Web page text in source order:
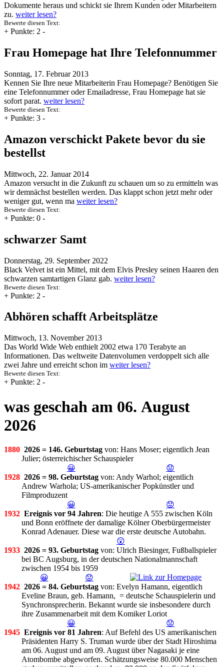
Dokumente heraus und schickt sie Ihrem Kunden oder Mitarbeitern
zu. weiter lesen?
Bewerte diesen Text:
+ Punkte: 2 -
Frau Homepage hat Ihre Telefonnummer
Sonntag, 17. Februar 2013
Kennen Sie Ihre neue Mitarbeiterin Frau Homepage? Benötigen Sie
eine Telefonnummer oder Emailadresse, Frau Homepage hat sie
sofort parat. weiter lesen?
Bewerte diesen Text:
+ Punkte: 3 -
Amazon verschickt Pakete bevor du sie
bestellst
Mittwoch, 22. Januar 2014
Amazon versucht in die Zukunft zu schauen um so zu ermitteln was
wir demnächst bestellen werden. Das klappt schon jetzt mehr oder
weniger gut, wenn ma weiter lesen?
Bewerte diesen Text:
+ Punkte: 0 -
schwarzer Samt
Donnerstag, 29. September 2022
Black Velvet ist ein Mittel, mit dem Elvis Presley seinen Haaren den
schwarzen samtartigen Glanz gab. weiter lesen?
Bewerte diesen Text:
+ Punkte: 2 -
Abhören schafft Arbeitsplätze
Mittwoch, 13. November 2013
Das World Wide Web enthielt 2002 etwa 170 Terabyte an
Informationen. Das weltweite Datenvolumen verdoppelt sich alle
zwei Jahre und erreicht schon im weiter lesen?
Bewerte diesen Text:
+ Punkte: 2 -
was geschah am 06. August
2026
1880 2026 = 146. Geburtstag von: Hans Moser; eigentlich Jean
Julier; österreichischer Schauspieler
😀
😟
1928 2026 = 98. Geburtstag von: Andy Warhol; eigentlich
Andrew Warhola; US-amerikanischer Popkünstler und
Filmproduzent
😀
😟
1932 Ereignis vor 94 Jahren: Die heutige A 555 zwischen Köln
und Bonn eröffnete der damalige Kölner Oberbürgermeister
Konrad Adenauer. Diese war die erste deutsche Autobahn.
😲
1933 2026 = 93. Geburtstag von: Ulrich Biesinger, Fußballspieler
bei BC Augsburg, in der deutschen Nationalmannschaft
zwischen 1954 bis 1959
😀
😟
1942 2026 = 84. Geburtstag von: Evelyn Hamann, eigentlich
Eveline Braun, geb. Hamann, = deutsche Schauspielerin und
Synchronsprecherin. Bekannt wurde sie insbesondere durch
ihre Zusammenarbeit mit dem Komiker Loriot
😀
😟
1945 Ereignis vor 81 Jahren: Auf Befehl des US amerikanischen
Präsidenten Harry S. Truman wurde über der Stadt Hiroshima
am 06. August und am 09. August über Nagasaki je eine
Atombombe abgeworfen. Schätzungsweise 80.000 Menschen